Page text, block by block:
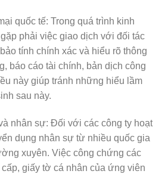
quốc tế: Trong quá trình kinh
phải việc giao dịch với đối tác
tính chính xác và hiểu rõ thông
báo cáo tài chính, bản dịch công
này giúp tránh những hiểu lầm
sau này.
nhân sự: Đối với các công ty hoạt
dụng nhân sự từ nhiều quốc gia
xuyên. Việc công chứng các
giấy tờ cá nhân của ứng viên